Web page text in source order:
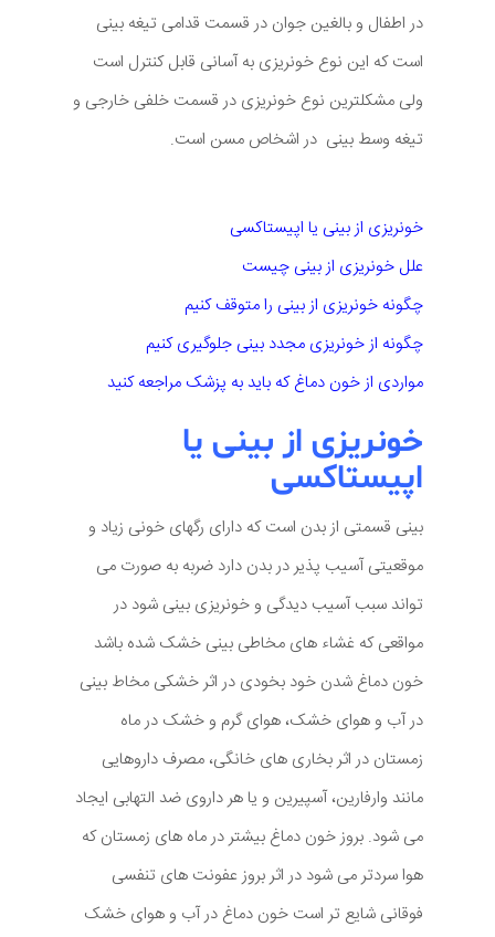
در اطفال و بالغین جوان در قسمت قدامی تیغه بینی
است که این نوع خونریزی به آسانی قابل کنترل است
ولی مشکلترین نوع خونریزی در قسمت خلفی خارجی و
تیغه وسط بینی در اشخاص مسن است.
خونریزی از بینی یا اپیستاکسی
علل خونریزی از بینی چیست
چگونه خونریزی از بینی را متوقف کنیم
چگونه از خونریزی مجدد بینی جلوگیری کنیم
مواردی از خون دماغ که باید به پزشک مراجعه کنید
خونریزی از بینی یا
اپیستاکسی
بینی قسمتی از بدن است که دارای رگهای خونی زیاد و
موقعیتی آسیب پذیر در بدن دارد ضربه به صورت می
تواند سبب آسیب دیدگی و خونریزی بینی شود در
مواقعی که غشاء های مخاطی بینی خشک شده باشد
خون دماغ شدن خود بخودی در اثر خشکی مخاط بینی
در آب و هوای خشک، هوای گرم و خشک در ماه
زمستان در اثر بخاری های خانگی، مصرف داروهایی
مانند وارفارین، آسپیرین و یا هر داروی ضد التهابی ایجاد
می شود. بروز خون دماغ بیشتر در ماه های زمستان که
هوا سردتر می شود در اثر بروز عفونت های تنفسی
فوقانی شایع تر است خون دماغ در آب و هوای خشک